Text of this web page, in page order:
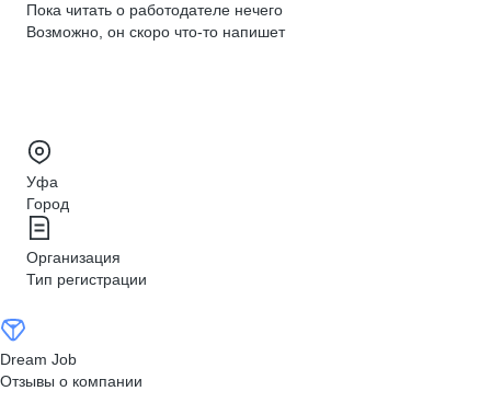
Пока читать о работодателе нечего
Возможно, он скоро что‑то напишет
Уфа
Город
Организация
Тип регистрации
Dream Job
Отзывы о компании